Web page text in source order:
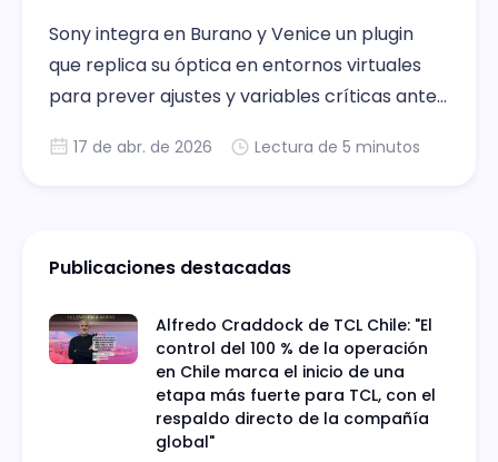
Sony integra en Burano y Venice un plugin
que replica su óptica en entornos virtuales
para prever ajustes y variables críticas antes
17 de abr. de 2026 Lectura de 5 minutos
Publicaciones destacadas
Alfredo Craddock de TCL Chile: "El
control del 100 % de la operación
en Chile marca el inicio de una
etapa más fuerte para TCL, con el
respaldo directo de la compañía
global"